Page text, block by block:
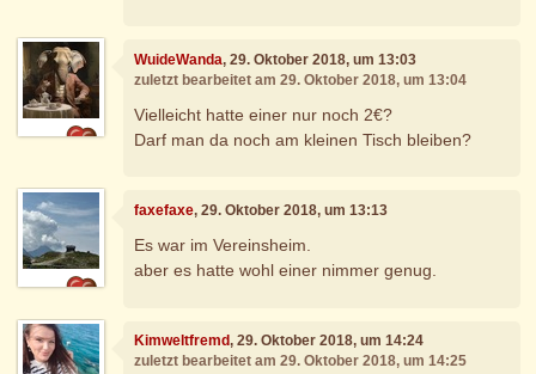
WuideWanda, 29. Oktober 2018, um 13:03
zuletzt bearbeitet am 29. Oktober 2018, um 13:04
Vielleicht hatte einer nur noch 2€?
Darf man da noch am kleinen Tisch bleiben?
faxefaxe, 29. Oktober 2018, um 13:13
Es war im Vereinsheim.
aber es hatte wohl einer nimmer genug.
Kimweltfremd, 29. Oktober 2018, um 14:24
zuletzt bearbeitet am 29. Oktober 2018, um 14:25